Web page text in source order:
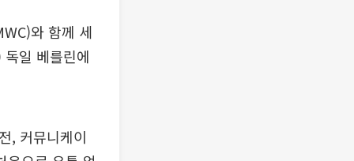
와 함께 세
일 베를린에
, 커뮤니케이